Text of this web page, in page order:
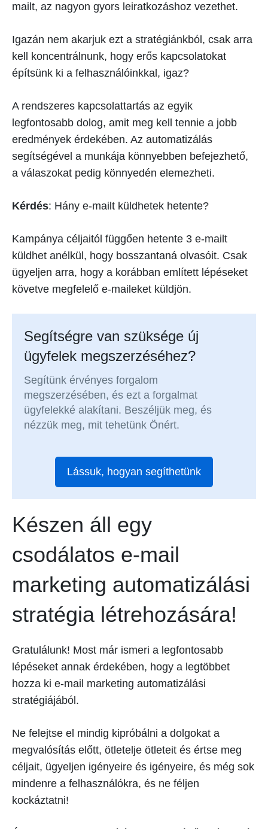
mailt, az nagyon gyors leiratkozáshoz vezethet.
Igazán nem akarjuk ezt a stratégiánkból, csak arra
kell koncentrálnunk, hogy erős kapcsolatokat
építsünk ki a felhasználóinkkal, igaz?
A rendszeres kapcsolattartás az egyik
legfontosabb dolog, amit meg kell tennie a jobb
eredmények érdekében. Az automatizálás
segítségével a munkája könnyebben befejezhető,
a válaszokat pedig könnyedén elemezheti.
Kérdés: Hány e-mailt küldhetek hetente?
Kampánya céljaitól függően hetente 3 e-mailt
küldhet anélkül, hogy bosszantaná olvasóit. Csak
ügyeljen arra, hogy a korábban említett lépéseket
követve megfelelő e-maileket küldjön.
Segítségre van szüksége új
ügyfelek megszerzéséhez?
Segítünk érvényes forgalom
megszerzésében, és ezt a forgalmat
ügyfelekké alakítani. Beszéljük meg, és
nézzük meg, mit tehetünk Önért.
Lássuk, hogyan segíthetünk
Készen áll egy
csodálatos e-mail
marketing automatizálási
stratégia létrehozására!
Gratulálunk! Most már ismeri a legfontosabb
lépéseket annak érdekében, hogy a legtöbbet
hozza ki e-mail marketing automatizálási
stratégiájából.
Ne felejtse el mindig kipróbálni a dolgokat a
megvalósítás előtt, ötletelje ötleteit és értse meg
céljait, ügyeljen igényeire és igényeire, és még sok
mindenre a felhasználókra, és ne féljen
kockáztatni!